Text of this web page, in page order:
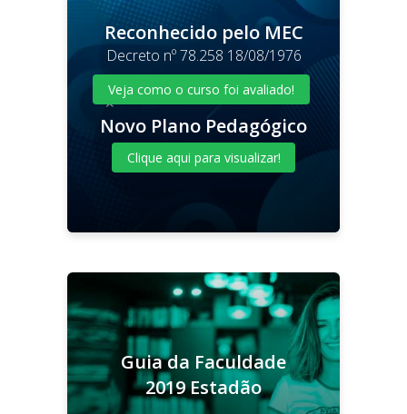
Reconhecido pelo MEC
Decreto nº 78.258 18/08/1976
Veja como o curso foi avaliado!
Novo Plano Pedagógico
Clique aqui para visualizar!
Guia da Faculdade
2019 Estadão